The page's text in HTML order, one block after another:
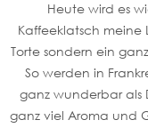
Heute wird es
Kaffeeklatsch meine
Torte sondern ein
So werden in
ganz wunderbar als
ganz viel Aroma und